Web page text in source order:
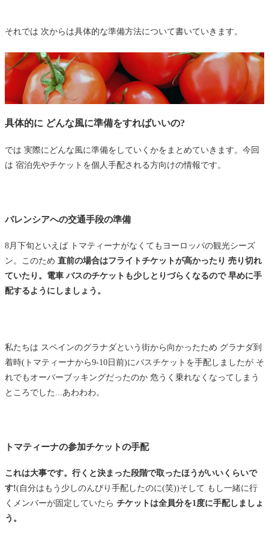
それでは 次からは具体的な準備方法について書いていきます。
具体的に どんな風に準備をすればいいの?
では 実際にどんな風に準備をしていくかをまとめていきます。今回
は 宿泊先やチケットを個人手配される方向けの情報です。
バレンシアへの交通手段の準備
8月下旬といえば トマティーナがなくてもヨーロッパの観光シーズ
ン。このため 直前の場合はフライトチケットが高かったり 売り切れ
ていたり。電車 バスのチケットも少しとりづらくなるので 早めに手
配するようにしましょう。
私たちは スペインのグラナダという街から向かったため グラナダ到
着時(トマティーナから9-10日前)にバスチケットを手配しましたが そ
れでもオーバーブッキングだったのか 危うく乗れなくなってしまう
ところでした...あわわわ。
トマティーナの参加チケットの手配
これは大事です。行くと決まった段階で取ったほうがいいくらいで
す!(自分はもう少しのんびり手配したのに(笑))そして もし一緒に行
くメンバーが固定していたら チケットは全員分を1度に手配しましょ
う。